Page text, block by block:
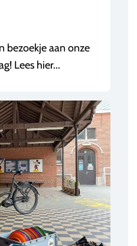
bezoekje aan onze
Lees hier...